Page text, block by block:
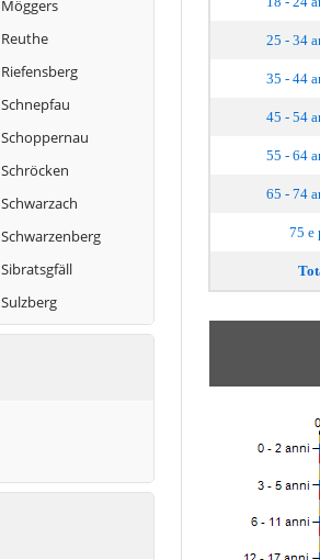
Möggers
Reuthe
Riefensberg
Schnepfau
Schoppernau
Schröcken
Schwarzach
Schwarzenberg
Sibratsgfäll
Sulzberg
Warth
25 - 34
35 - 44
45 - 54
55 - 64
65 - 74
75 e